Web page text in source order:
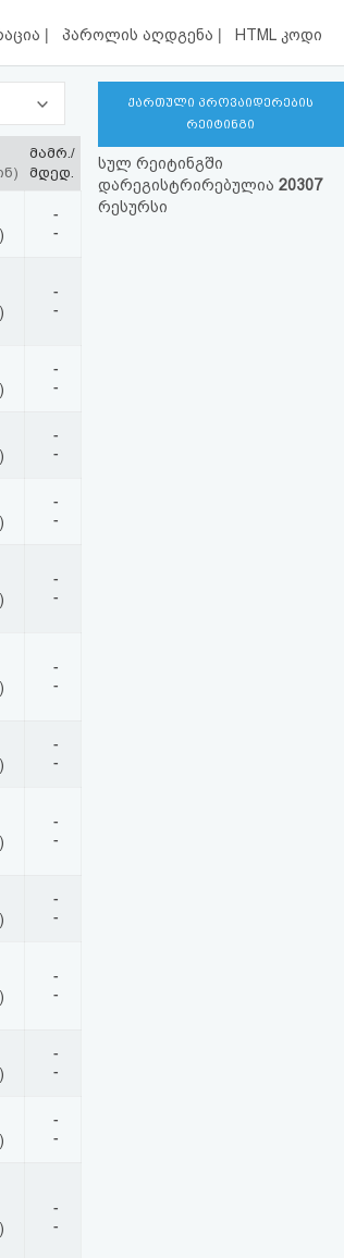
| პაროლის აღდგენა | HTML კოდი
მამრ./
მდედ.
-
-
-
-
-
-
-
-
-
-
-
-
-
-
-
-
-
-
-
-
-
-
-
-
-
-
-
-
ქართული პროვაიდერების
რეიტინგი
სულ რეიტინგში
დარეგისტრირებულია 20307
რესურსი